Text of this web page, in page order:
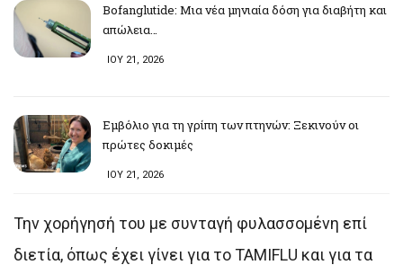
Bofanglutide: Μια νέα μηνιαία δόση για διαβήτη και
απώλεια…
ΙΟΥ 21, 2026
Εμβόλιο για τη γρίπη των πτηνών: Ξεκινούν οι
πρώτες δοκιμές
ΙΟΥ 21, 2026
Την χορήγησή του με συνταγή φυλασσομένη επί
διετία, όπως έχει γίνει για το TAMIFLU και για τα